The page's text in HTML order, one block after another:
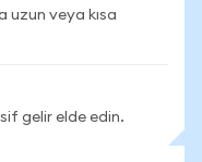
uzun veya kısa
gelir elde edin.